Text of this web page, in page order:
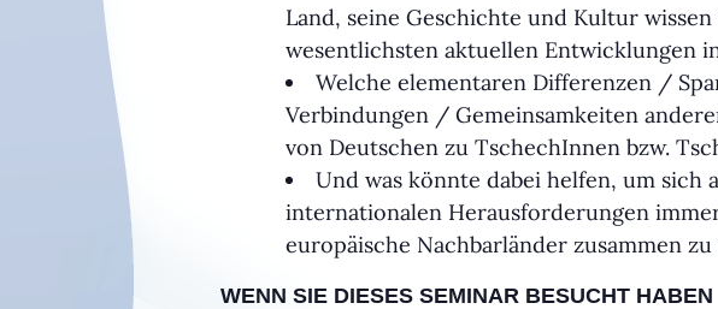
Land, seine Geschichte und Kultur
wesentlichsten aktuellen Entwicklungen
Welche elementaren Differenzen /
Verbindungen / Gemeinsamkeiten
von Deutschen zu TschechInnen bzw.
Und was könnte dabei helfen, um sich
internationalen Herausforderungen
europäische Nachbarländer zusammen zu
WENN SIE DIESES SEMINAR BESUCHT HABEN